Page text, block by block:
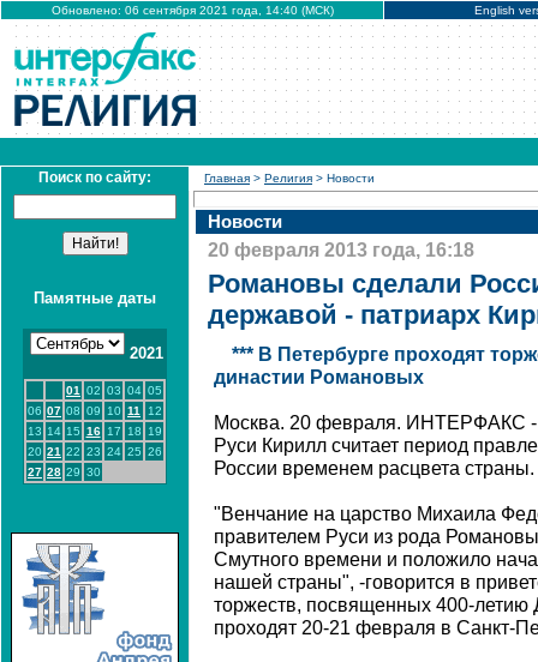
Обновлено: 06 сентября 2021 года, 14:40 (МСК) English
Поиск по сайту:
Памятные даты
2021
01 02 03 04 05
06 07 08 09 10 11
12
13 14 15 16 17 18
19
20 21 22 23 24 25 26
27 28 29 30
Главная > Религия > Новости
Новости
20 февраля 2013 года, 16:18
Романовы сделали
державой - патриарх
*** В Петербурге проходят
династии Романовых
Москва. 20 февраля. ИНТЕРФАКС -
Руси Кирилл считает период
России временем расцвета страны.
"Венчание на царство Михаила
правителем Руси из рода
Смутного времени и положило
нашей страны", -говорится в
торжеств, посвященных 400-
проходят 20-21 февраля в Санкт-